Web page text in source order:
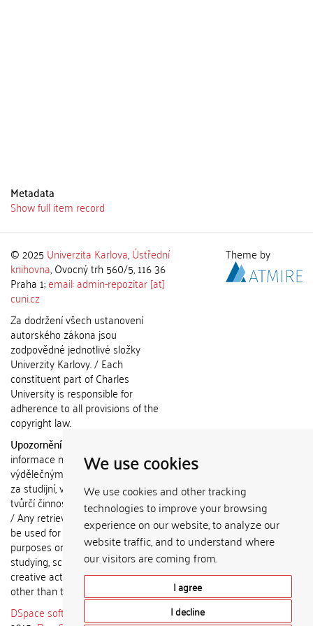
We use cookies
We use cookies and other tracking
technologies to improve your browsing
experience on our website, to analyze our
website traffic, and to understand where
our visitors are coming from.
I agree
I decline
Metadata
Show full item record
© 2025 Univerzita Karlova,Ústřední
knihovna, Ovocný trh 560/5, 116 36
Praha 1;email: admin-repozitar [at]
cuni.cz
Za dodržení všech ustanovení
autorského zákona jsou
zodpovědné jednotlivé složky
Univerzity Karlovy. / Each
constituent part of Charles
University is responsible for
adherence to all provisions of the
copyright law.
Upozornění / Notice:
informace nemohou být použity k
výdělečným účelům nebo vydávány
za studijní, vědeckou nebo jinou
tvůrčí činnost jiné osoby než autora.
/ Any retrieved information shall not
be used for any commercial
purposes or claimed as results of
studying, scientific or any other
creative activities of any person
other than the author.
DSpace software
Theme by